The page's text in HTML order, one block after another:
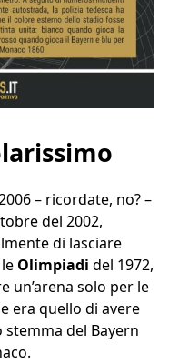
– ricordate, no? –
del 2002,
di lasciare
Olimpiadi del 1972,
un’arena solo per le
era quello di avere
stemma del Bayern